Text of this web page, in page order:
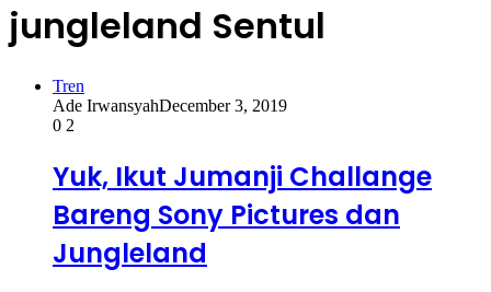
jungleland Sentul
Tren
Ade IrwansyahDecember 3, 2019
0 2
Yuk, Ikut Jumanji Challange
Bareng Sony Pictures dan
Jungleland